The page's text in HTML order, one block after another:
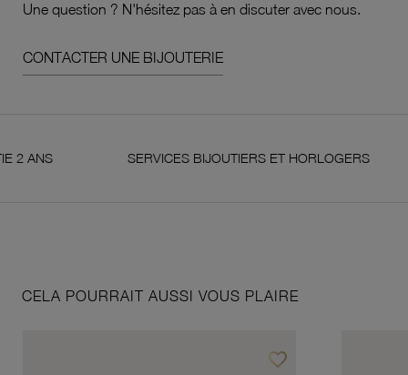
Une question ? N'hésitez pas à en discuter avec nous.
CONTACTER UNE BIJOUTERIE
SERVICES BIJOUTIERS ET HORLOGERS
CELA POURRAIT AUSSI VOUS PLAIRE
favorite_borderAjouter à vos favoris